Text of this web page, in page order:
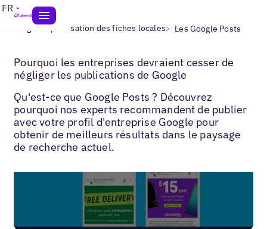
FR
Blogs> Optimisation des fiches locales> Les Google Posts
Pourquoi les entreprises devraient cesser de
négliger les publications de Google
Qu'est-ce que Google Posts ? Découvrez
pourquoi nos experts recommandent de publier
avec votre profil d'entreprise Google pour
obtenir de meilleurs résultats dans le paysage
de recherche actuel.